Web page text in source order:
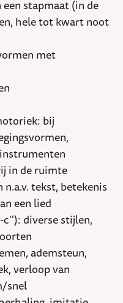
stapmaat (in de
hele tot kwart noot
met
bij
in de ruimte
tekst, betekenis
een lied
diverse stijlen,
ademsteun,
verloop van
snel